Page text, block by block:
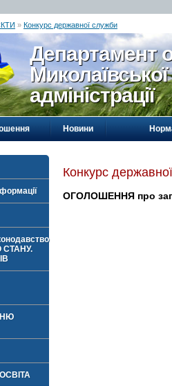
» Конкурс державної служби
Департамент
адміністрації
Новини
Конкурс
ОГОЛОШЕННЯ про